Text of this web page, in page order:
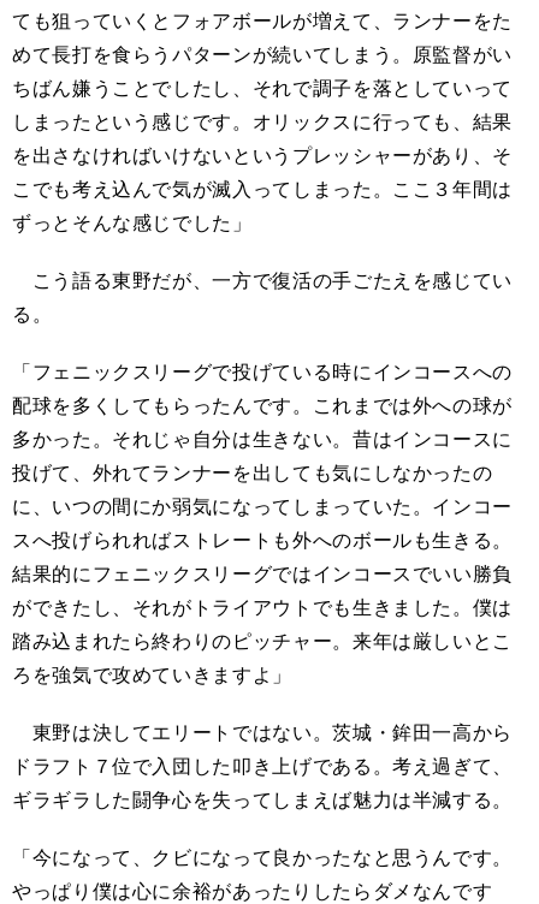
ても狙っていくとフォアボールが増えて、ランナーをた
めて長打を食らうパターンが続いてしまう。原監督がい
ちばん嫌うことでしたし、それで調子を落としていって
しまったという感じです。オリックスに行っても、結果
を出さなければいけないというプレッシャーがあり、そ
こでも考え込んで気が滅入ってしまった。ここ３年間は
ずっとそんな感じでした」
こう語る東野だが、一方で復活の手ごたえを感じてい
る。
「フェニックスリーグで投げている時にインコースへの
配球を多くしてもらったんです。これまでは外への球が
多かった。それじゃ自分は生きない。昔はインコースに
投げて、外れてランナーを出しても気にしなかったの
に、いつの間にか弱気になってしまっていた。インコー
スへ投げられればストレートも外へのボールも生きる。
結果的にフェニックスリーグではインコースでいい勝負
ができたし、それがトライアウトでも生きました。僕は
踏み込まれたら終わりのピッチャー。来年は厳しいとこ
ろを強気で攻めていきますよ」
東野は決してエリートではない。茨城・鉾田一高から
ドラフト７位で入団した叩き上げである。考え過ぎて、
ギラギラした闘争心を失ってしまえば魅力は半減する。
「今になって、クビになって良かったなと思うんです。
やっぱり僕は心に余裕があったりしたらダメなんです